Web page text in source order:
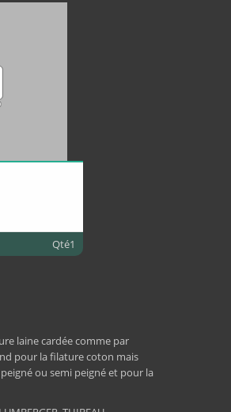
Qté1
laine cardée comme par
pour la filature coton mais
ou semi peigné et pour la